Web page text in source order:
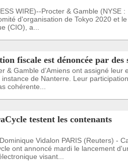
WIRE)--Procter & Gamble (NYSE :
d'organisation de Tokyo 2020 et
(CIO), a...
fiscale est dénoncée par des
& Gamble d’Amiens ont assigné leur
de Nanterre. Leur
cohérente...
testent les contenants
Vidalon PARIS (Reuters) -
ont annoncé mardi le lancement
visant...